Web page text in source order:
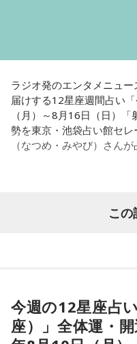
ラジオ発のエンタメニュ
届けする12星座週間占い
（月）～8月16日（日）
勢を東京・池袋占い館セ
（なつめ・みやび）さん
【射手座（いて座）】
★ワンポイントアドバイス★
むやみな競争はしないよう
この
今週の12星座占
座）」全体運・